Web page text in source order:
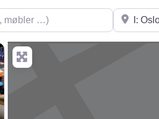
…) Søk i